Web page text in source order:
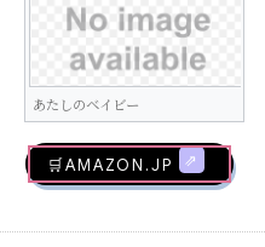
あたしのベイビー
🛒AMAZON.jp